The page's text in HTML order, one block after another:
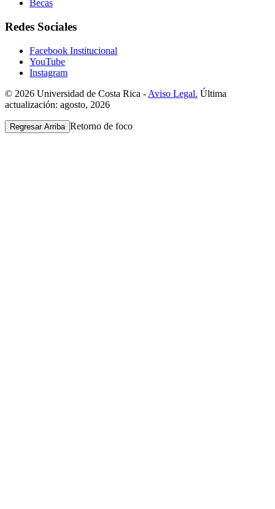
Becas
Redes Sociales
Facebook Institucional
YouTube
Instagram
© 2026 Universidad de Costa Rica - Aviso Legal. Última
actualización: agosto, 2026
Regresar Arriba Retorno de foco